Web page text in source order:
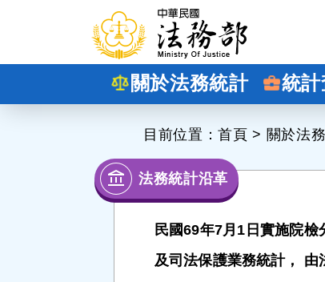
跳到主要內容
關於法務統計 統
目前位置：首頁 > 關於法
法務統計沿革
民國69年7月1日實施院
及司法保護業務統計， 由